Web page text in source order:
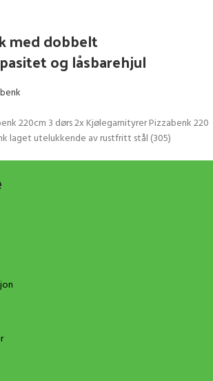
med dobbelt
og låsbarehjul
220cm 3 dørs 2x Kjølegarnityrer Pizzabenk 220
laget utelukkende av rustfritt stål (305)